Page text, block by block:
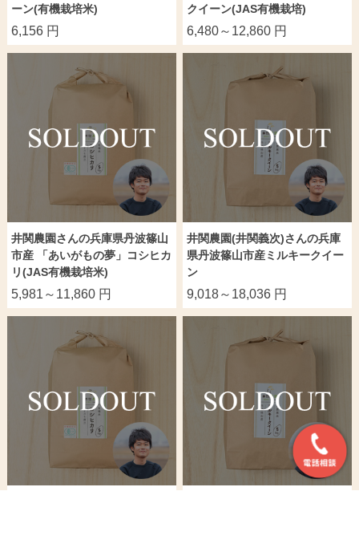
ーン(有機栽培米)
6,156 円
クイーン(JAS有機栽培)
6,480～12,860 円
井関農園さんの兵庫県丹波篠山
市産 「あいがもの夢」コシヒカ
リ(JAS有機栽培米)
5,981～11,860 円
井関農園(井関義次)さんの兵庫
県丹波篠山市産ミルキークイー
ン
9,018～18,036 円